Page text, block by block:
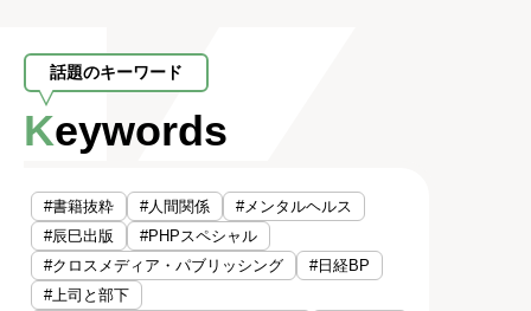
話題のキーワード
Keywords
#書籍抜粋 #人間関係
#メンタルヘルス
#辰巳出版
#PHPスペシャル
#クロスメディア・パブリッシング
#日経BP
#上司と部下